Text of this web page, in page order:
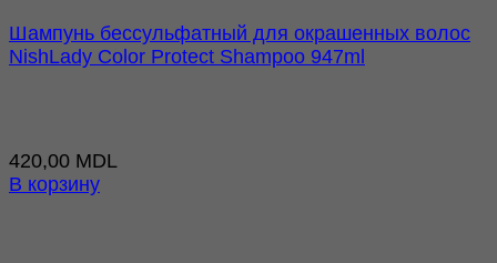
Шампунь бессульфатный для окрашенных волос
NishLady Color Protect Shampoo 947ml
420,00 MDL
В корзину